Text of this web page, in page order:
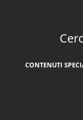
CONTENUTI